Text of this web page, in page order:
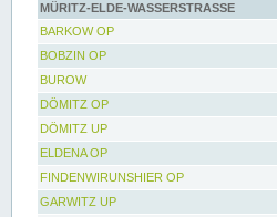
MÜRITZ-ELDE-WASSERSTRASSE
BARKOW OP
BOBZIN OP
BUROW
DÖMITZ OP
DÖMITZ UP
ELDENA OP
FINDENWIRUNSHIER OP
GARWITZ UP